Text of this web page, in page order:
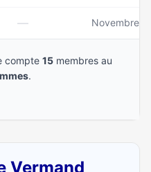
— Novembre
compte 15 membres au
.
Vermand